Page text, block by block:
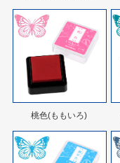
桃色(ももいろ)